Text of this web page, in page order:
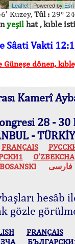
Leaflet| Powered byEsri
Kuzey, Tûl :29°
yeşilhat , kıble
Sâati Vakti
Güneşe dönen,
Kamerî
28 - 30
-
FRANÇAIS
O’ZBEKCHA
BOSANSKI فارسی
hesâb
gözle
FRANÇAIS